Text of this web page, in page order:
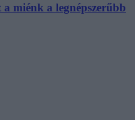
miénk a legnépszerűbb